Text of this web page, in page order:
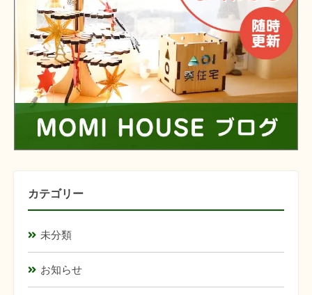
カテゴリー
未分類
お知らせ